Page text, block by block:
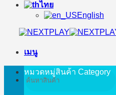
ไทย
English
เมนู
ค้นหา:
หมวดหมู่สินค้า Category